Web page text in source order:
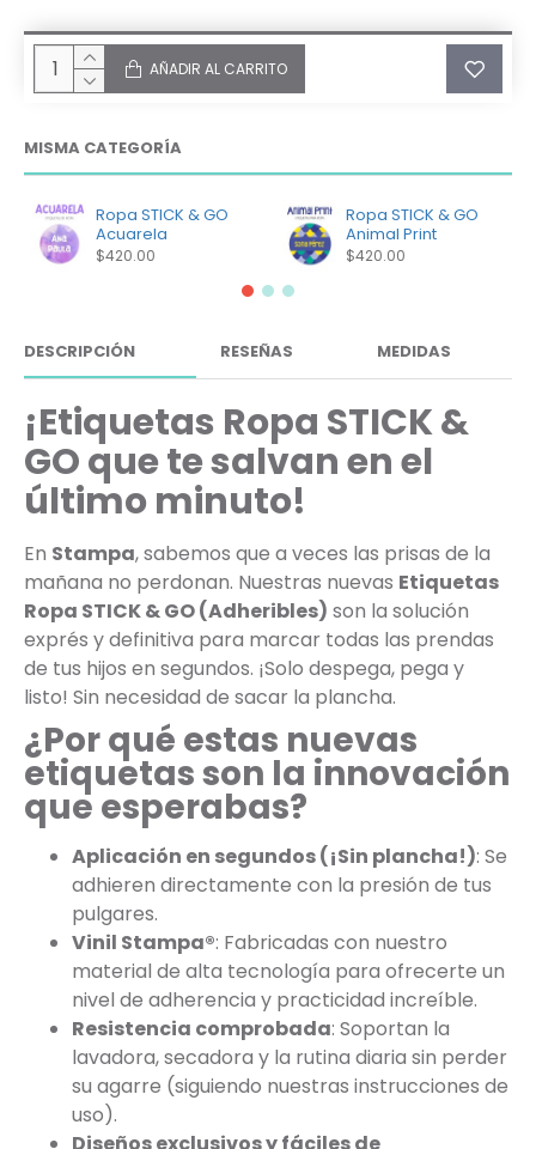
AÑADIR AL CARRITO
MISMA CATEGORÍA
Ropa STICK & GO
Acuarela
$420.00
Ropa STICK & GO
Animal Print
$420.00
DESCRIPCIÓN RESEÑAS MEDIDAS
¡Etiquetas Ropa STICK &
GO que te salvan en el
último minuto!
En Stampa, sabemos que a veces las prisas de la
mañana no perdonan. Nuestras nuevas Etiquetas
Ropa STICK & GO (Adheribles) son la solución
exprés y definitiva para marcar todas las prendas
de tus hijos en segundos. ¡Solo despega, pega y
listo! Sin necesidad de sacar la plancha.
¿Por qué estas nuevas
etiquetas son la innovación
que esperabas?
Aplicación en segundos (¡Sin plancha!): Se
adhieren directamente con la presión de tus
pulgares.
Vinil Stampa®: Fabricadas con nuestro
material de alta tecnología para ofrecerte un
nivel de adherencia y practicidad increíble.
Resistencia comprobada: Soportan la
lavadora, secadora y la rutina diaria sin perder
su agarre (siguiendo nuestras instrucciones de
uso).